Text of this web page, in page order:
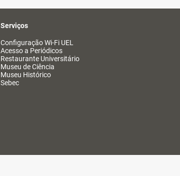
Serviços
Configuração Wi-Fi UEL
Acesso a Periódicos
Restaurante Universitário
Museu de Ciência
Museu Histórico
Sebec